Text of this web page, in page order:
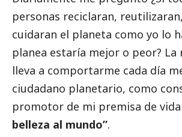
personas reciclaran,
cuidaran el planeta como yo lo
planea estaría mejor o peor? La
lleva a comportarme cada día
ciudadano planetario, como
promotor de mi premisa de vida
belleza al mundo”.